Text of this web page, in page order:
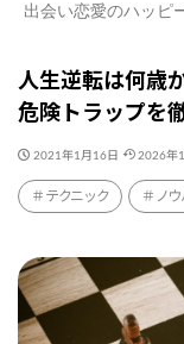
出会い恋愛のハッピ
人生逆転は何歳
危険トラップを
2021年1月16日 2026年
テクニック ノ